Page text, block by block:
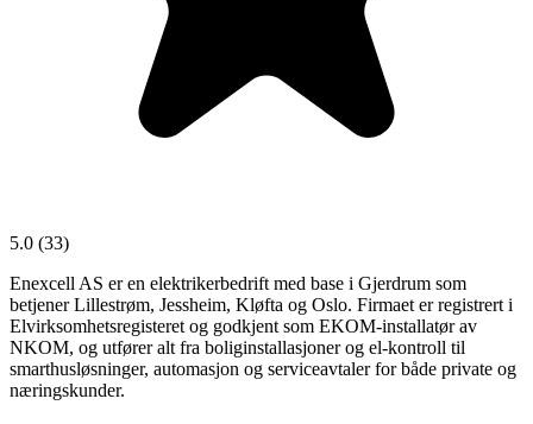
5.0 (33)
Enexcell AS er en elektrikerbedrift med base i Gjerdrum som
betjener Lillestrøm, Jessheim, Kløfta og Oslo. Firmaet er registrert i
Elvirksomhetsregisteret og godkjent som EKOM-installatør av
NKOM, og utfører alt fra boliginstallasjoner og el-kontroll til
smarthusløsninger, automasjon og serviceavtaler for både private og
næringskunder.